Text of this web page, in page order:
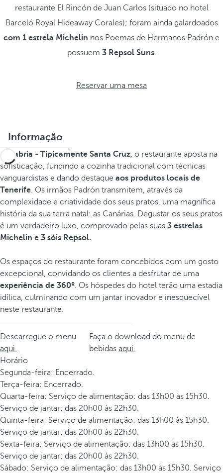
restaurante El Rincón de Juan Carlos (situado no hotel
Barceló Royal Hideaway Corales); foram ainda galardoados
com 1 estrela Michelin nos Poemas de Hermanos Padrón e
possuem 3 Repsol Suns.
Reservar uma mesa
Informação
Sanabria - Tipicamente Santa Cruz, o restaurante aposta na
sofisticação, fundindo a cozinha tradicional com técnicas
vanguardistas e dando destaque aos produtos locais de
Tenerife. Os irmãos Padrón transmitem, através da
complexidade e criatividade dos seus pratos, uma magnífica
história da sua terra natal: as Canárias. Degustar os seus pratos
é um verdadeiro luxo, comprovado pelas suas 3 estrelas
Michelin e 3 sóis Repsol.
Os espaços do restaurante foram concebidos com um gosto
excepcional, convidando os clientes a desfrutar de uma
experiência de 360º. Os hóspedes do hotel terão uma estadia
idílica, culminando com um jantar inovador e inesquecível
neste restaurante.
Descarregue o menu
aqui.
Faça o download do menu de
bebidasaqui.
Horário
Segunda-feira: Encerrado.
Terça-feira: Encerrado.
Quarta-feira: Serviço de alimentação: das 13h00 às 15h30.
Serviço de jantar: das 20h00 às 22h30.
Quinta-feira: Serviço de alimentação: das 13h00 às 15h30.
Serviço de jantar: das 20h00 às 22h30.
Sexta-feira: Serviço de alimentação: das 13h00 às 15h30.
Serviço de jantar: das 20h00 às 22h30.
Sábado: Serviço de alimentação: das 13h00 às 15h30. Serviço